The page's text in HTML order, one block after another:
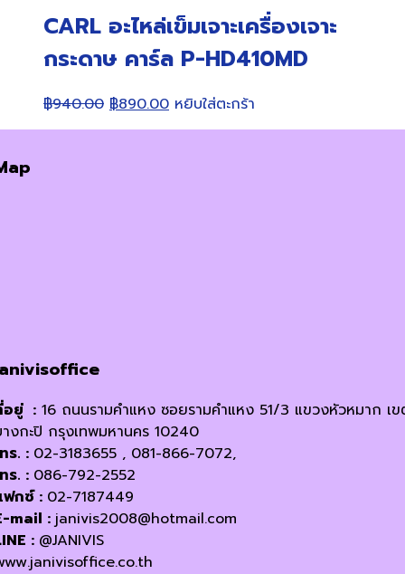
CARL อะไหล่เข็มเจาะเครื่องเจาะ
กระดาษ คาร์ล P-HD410MD
฿940.00 Original
price
฿890.00Current
price
หยิบใส่ตะกร้า
อยู่ : 16 ถนนรามคำแหง ซอยรามคำแหง 51/3 แขวงหัวหมาก เ
งกะปิ กรุงเทพมหานคร 10240
ร. : 02-3183655 , 081-866-7072,
ร. : 086-792-2552
กซ์ : 02-7187449
mail : janivis2008@hotmail.com
: @JANIVIS